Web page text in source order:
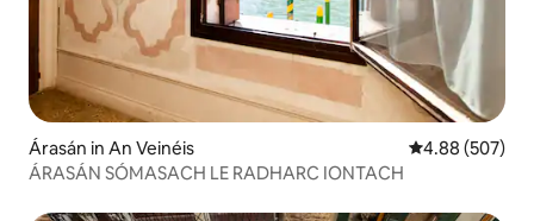
Árasán in An Veinéis Meánrátáil
4.88 (507)
ÁRASÁN SÓMASACH LE RADHARC IONTACH